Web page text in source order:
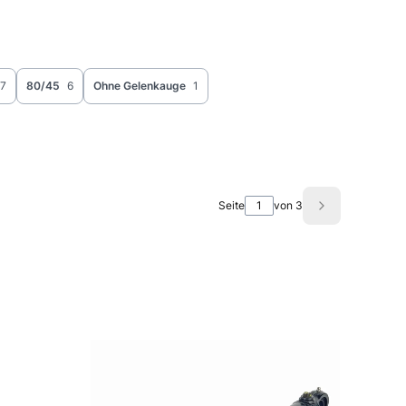
80/45 6 Ohne Gelenkauge 1
Seite von 3 Nächste